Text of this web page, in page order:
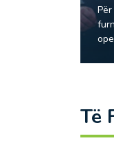
Të